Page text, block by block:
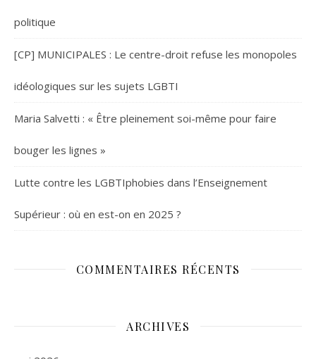
politique
[CP] MUNICIPALES : Le centre-droit refuse les monopoles
idéologiques sur les sujets LGBTI
Maria Salvetti : « Être pleinement soi-même pour faire
bouger les lignes »
Lutte contre les LGBTIphobies dans l’Enseignement
Supérieur : où en est-on en 2025 ?
COMMENTAIRES RÉCENTS
ARCHIVES